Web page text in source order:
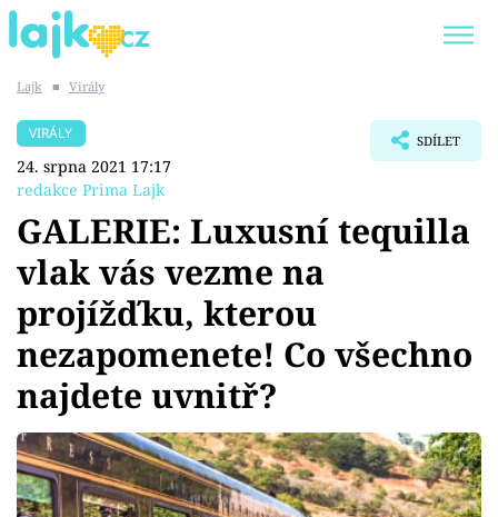
SHOPAHOLICADEL
Témata
Showbyznys
Youtubeři
Virály
Sex a vztahy
Lajk ■ Virály
VIRÁLY
24. srpna 2021 17:17
redakce Prima Lajk
SDÍLET
GALERIE: Luxusní tequilla
vlak vás vezme na
projížďku, kterou
nezapomenete! Co všechno
najdete uvnitř?